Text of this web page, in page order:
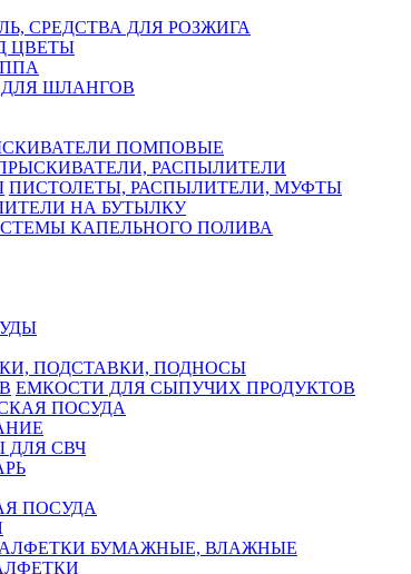
СРЕДСТВА ДЛЯ РОЗЖИГА
ЦВЕТЫ
ШЛАНГОВ
ПОМПОВЫЕ
РАСПЫЛИТЕЛИ
ПИСТОЛЕТЫ, РАСПЫЛИТЕЛИ, МУФТЫ
НА БУТЫЛКУ
КАПЕЛЬНОГО ПОЛИВА
ПОДСТАВКИ, ПОДНОСЫ
ЕМКОСТИ ДЛЯ СЫПУЧИХ ПРОДУКТОВ
ПОСУДА
ДЛЯ СВЧ
ПОСУДА
БУМАЖНЫЕ, ВЛАЖНЫЕ